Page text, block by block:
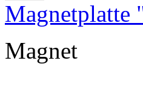
Magnetplatte
Magnet